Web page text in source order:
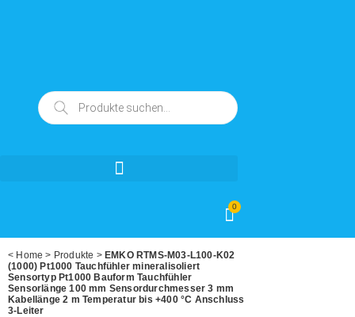
0
< Home > Produkte > EMKO RTMS-M03-L100-K02
(1000) Pt1000 Tauchfühler mineralisoliert
Sensortyp Pt1000 Bauform Tauchfühler
Sensorlänge 100 mm Sensordurchmesser 3 mm
Kabellänge 2 m Temperatur bis +400 °C Anschluss
3-Leiter